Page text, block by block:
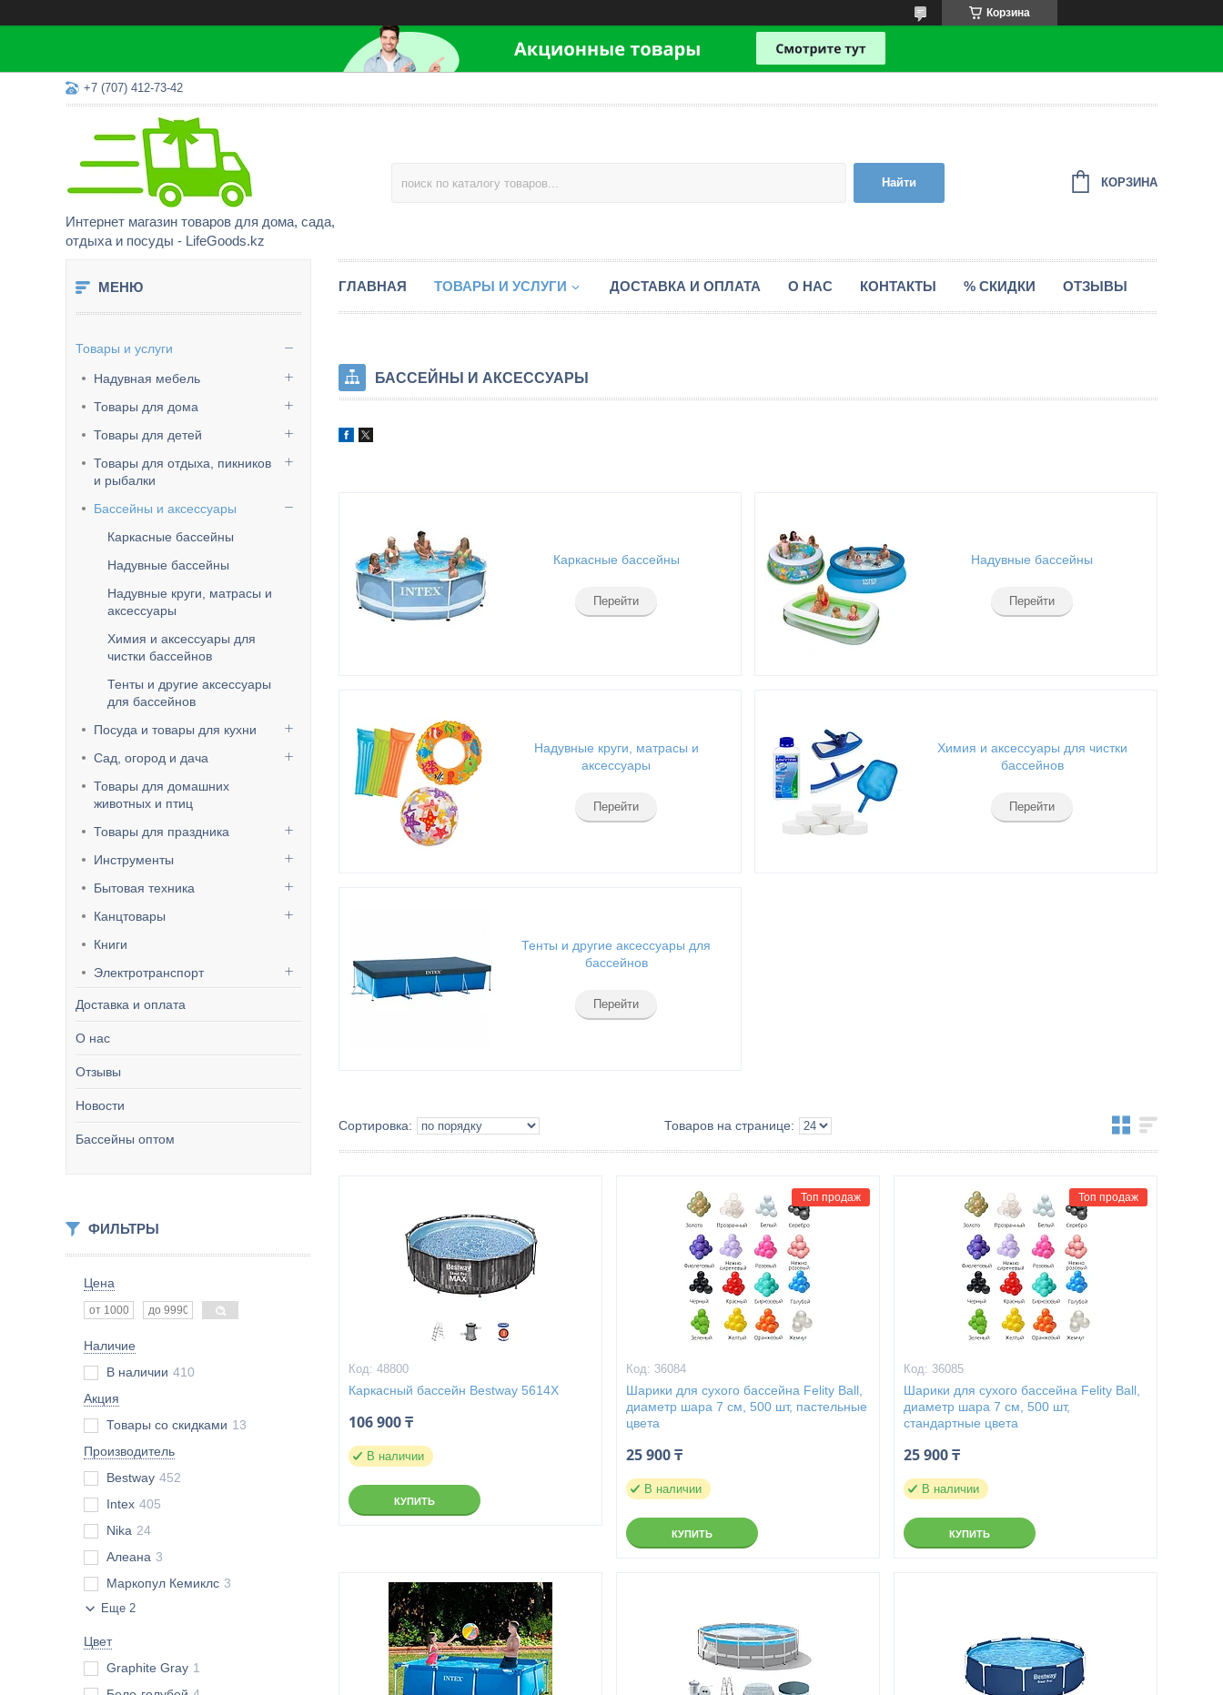
Корзина
+7 (707) 412-73-42
Интернет магазин товаров для дома, сада,
отдыха и посуды - LifeGoods.kz
Найти КОРЗИНА
Товары и услуги
Надувная мебель
Товары для дома
Товары для детей
Товары для отдыха, пикников
и рыбалки
Бассейны и аксессуары
Каркасные бассейны
Надувные бассейны
Надувные круги, матрасы и
аксессуары
Химия и аксессуары для
чистки бассейнов
Тенты и другие аксессуары
для бассейнов
Посуда и товары для кухни
Сад, огород и дача
Товары для домашних
животных и птиц
Товары для праздника
Инструменты
Бытовая техника
Канцтовары
Книги
Электротранспорт
Доставка и оплата
О нас
Отзывы
Новости
Бассейны оптом
ФИЛЬТРЫ
Цена
Наличие
В наличии 410
Акция
Товары со скидками 13
Производитель
Bestway 452
Intex 405
Nika 24
Алеана 3
Маркопул Кемиклс 3
Еще 2
Цвет
Graphite Gray 1
ГЛАВНАЯ ТОВАРЫ И УСЛУГИ ДОСТАВКА И ОПЛАТА О НАС КОНТАКТЫ % СКИДКИ ОТЗЫВЫ
БАССЕЙНЫ И АКСЕССУАРЫ
Каркасные бассейны
Перейти
Надувные бассейны
Перейти
Надувные круги, матрасы и
аксессуары
Перейти
Химия и аксессуары для чистки
бассейнов
Перейти
Тенты и другие аксессуары для
бассейнов
Перейти
48800
Каркасный бассейн Bestway 5614X
106 900 ₸
В наличии
КУПИТЬ
Топ продаж
36084
Шарики для сухого бассейна Felity Ball,
диаметр шара 7 см, 500 шт, пастельные
цвета
25 900 ₸
В наличии
КУПИТЬ
Топ продаж
36085
Шарики для сухого бассейна Felity Ball,
диаметр шара 7 см, 500 шт,
стандартные цвета
25 900 ₸
В наличии
КУПИТЬ